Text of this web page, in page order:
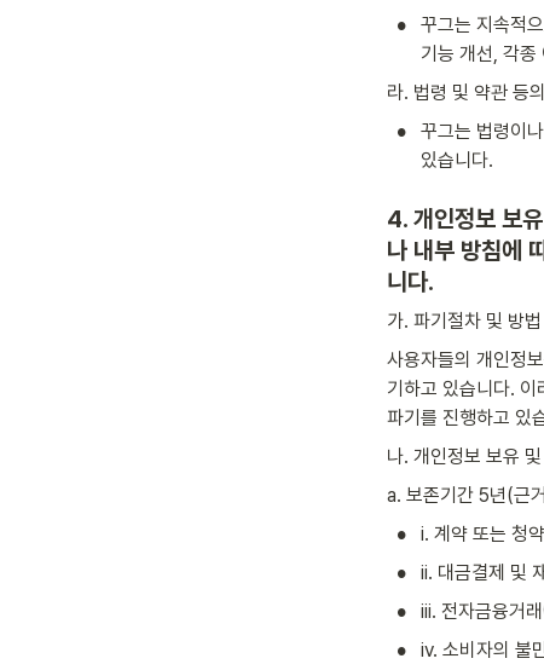
•
꾸그는 지속적
기능 개선, 각종
라. 법령 및 약관 등
•
꾸그는 법령이
있습니다.
4. 개인정보 보
나 내부 방침에
니다.
가. 파기절차 및 방법
사용자들의 개인정
기하고 있습니다.
파기를 진행하고 있
나. 개인정보 보유
a. 보존기간 5년(근
• i. 계약 또는 청
• ii. 대금결제 및
• iii. 전자금융거
• iv. 소비자의 불